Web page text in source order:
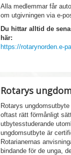
Alla medlemmar får
om utgivningen via e-
Du hittar alltid de
här:
https://rotarynorden.e-
Rotarys
Rotarys
oftast rätt förmånligt
utbytesstuderande
ungdomsutbyte är
Rotarianernas
bindande för de unga,